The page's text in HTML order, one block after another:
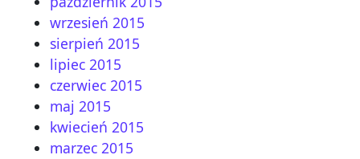
wrzesień 2015
sierpień 2015
lipiec 2015
czerwiec 2015
maj 2015
kwiecień 2015
marzec 2015